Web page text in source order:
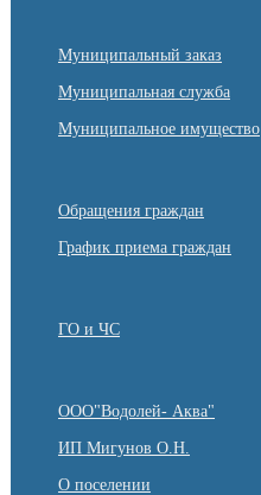
Муниципальный заказ
Муниципальная служба
Муниципальное имущество
Обращения граждан
График приема граждан
ГО и ЧС
ООО"Водолей- Аква"
ИП Мигунов О.Н.
О поселении